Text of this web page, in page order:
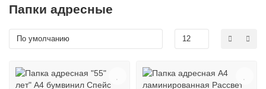
Папки адресные